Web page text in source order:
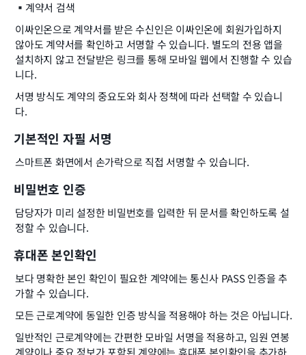
▪️ 계약서 검색
이싸인온으로 계약서를 받은 수신인은 이싸인온에 회원가입하지
않아도 계약서를 확인하고 서명할 수 있습니다. 별도의 전용 앱을
설치하지 않고 전달받은 링크를 통해 모바일 웹에서 진행할 수 있습
니다.
서명 방식도 계약의 중요도와 회사 정책에 따라 선택할 수 있습니
다.
기본적인 자필 서명
스마트폰 화면에서 손가락으로 직접 서명할 수 있습니다.
비밀번호 인증
담당자가 미리 설정한 비밀번호를 입력한 뒤 문서를 확인하도록 설
정할 수 있습니다.
휴대폰 본인확인
보다 명확한 본인 확인이 필요한 계약에는 통신사 PASS 인증을 추
가할 수 있습니다.
모든 근로계약에 동일한 인증 방식을 적용해야 하는 것은 아닙니다.
일반적인 근로계약에는 간편한 모바일 서명을 적용하고, 임원 연봉
계약이나 중요 정보가 포함된 계약에는 휴대폰 본인확인을 추가하